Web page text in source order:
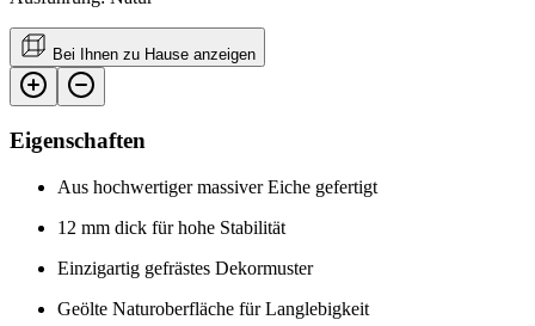
Bei Ihnen zu Hause anzeigen
Eigenschaften
Aus hochwertiger massiver Eiche gefertigt
12 mm dick für hohe Stabilität
Einzigartig gefrästes Dekormuster
Geölte Naturoberfläche für Langlebigkeit